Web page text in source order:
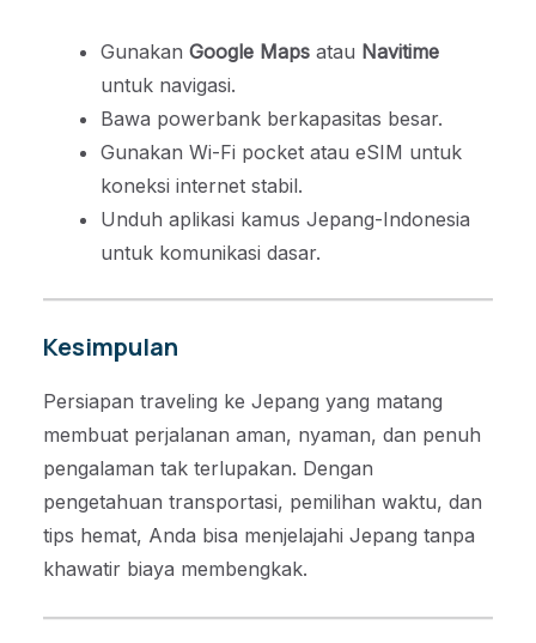
Gunakan Google Maps atau Navitime
untuk navigasi.
Bawa powerbank berkapasitas besar.
Gunakan Wi-Fi pocket atau eSIM untuk
koneksi internet stabil.
Unduh aplikasi kamus Jepang-Indonesia
untuk komunikasi dasar.
Kesimpulan
Persiapan traveling ke Jepang yang matang
membuat perjalanan aman, nyaman, dan penuh
pengalaman tak terlupakan. Dengan
pengetahuan transportasi, pemilihan waktu, dan
tips hemat, Anda bisa menjelajahi Jepang tanpa
khawatir biaya membengkak.